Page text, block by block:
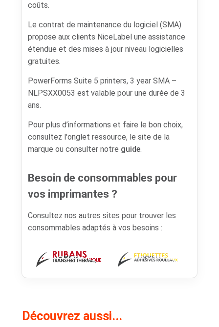
coûts.
Le contrat de maintenance du logiciel (SMA)
propose aux clients NiceLabel une assistance
étendue et des mises à jour niveau logicielles
gratuites.
PowerForms Suite 5 printers, 3 year SMA –
NLPSXX0053 est valable pour une durée de 3
ans.
Pour plus d’informations et faire le bon choix,
consultez l'onglet ressource, le site de la
marque ou consulter notre guide.
Besoin de consommables pour
vos imprimantes ?
Consultez nos autres sites pour trouver les
consommables adaptés à vos besoins :
Découvrez aussi...